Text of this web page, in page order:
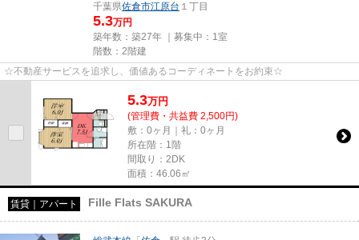
千葉県佐倉市江原台 １丁目
5.3万円
築年数：築27年 ｜募集中： 1室
階数：2階建
☆不動産サービスを追求し、価値あるコーディネートをお約束☆
5.3万円
(管理費・共益費 2,500円)
敷：0ヶ月｜礼：0ヶ月
所在階：1階
間取り：2DK
面積：46.06㎡
賃貸｜アパート Fille Flats SAKURA